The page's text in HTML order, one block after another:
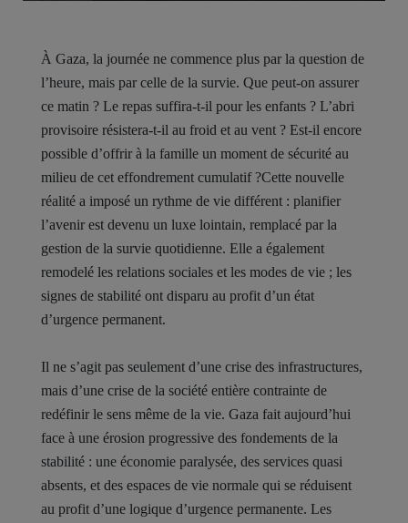
À Gaza, la journée ne commence plus par la question de
l’heure, mais par celle de la survie. Que peut-on assurer
ce matin ? Le repas suffira-t-il pour les enfants ? L’abri
provisoire résistera-t-il au froid et au vent ? Est-il encore
possible d’offrir à la famille un moment de sécurité au
milieu de cet effondrement cumulatif ?Cette nouvelle
réalité a imposé un rythme de vie différent : planifier
l’avenir est devenu un luxe lointain, remplacé par la
gestion de la survie quotidienne. Elle a également
remodelé les relations sociales et les modes de vie ; les
signes de stabilité ont disparu au profit d’un état
d’urgence permanent.
Il ne s’agit pas seulement d’une crise des infrastructures,
mais d’une crise de la société entière contrainte de
redéfinir le sens même de la vie. Gaza fait aujourd’hui
face à une érosion progressive des fondements de la
stabilité : une économie paralysée, des services quasi
absents, et des espaces de vie normale qui se réduisent
au profit d’une logique d’urgence permanente. Les